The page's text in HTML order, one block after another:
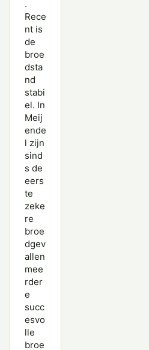
.
Rece
nt is
de
broe
dsta
nd
stabi
el. In
Meij
ende
l zijn
sind
s de
eers
te
zeke
re
broe
dgev
allen
mee
rder
e
succ
esvo
lle
broe